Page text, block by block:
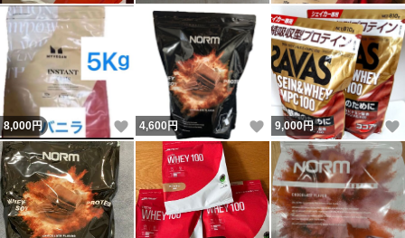
8,000円 いいね！
4,600 円 いいね！
9,000円